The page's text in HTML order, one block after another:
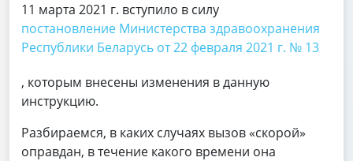
11 марта 2021 г. вступило в силу
постановление Министерства здравоохранения
Республики Беларусь от 22 февраля 2021 г. № 13
, которым внесены изменения в данную
инструкцию.
Разбираемся, в каких случаях вызов «скорой»
оправдан, в течение какого времени она